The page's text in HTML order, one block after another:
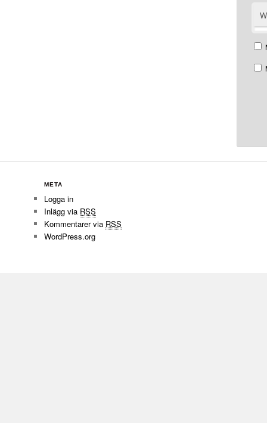
META
Logga in
Inlägg via RSS
Kommentarer via RSS
WordPress.org